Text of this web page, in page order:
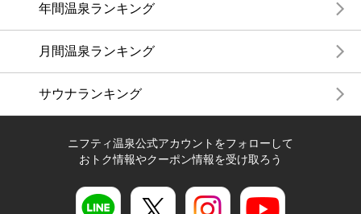
年間温泉ランキング
月間温泉ランキング
サウナランキング
ニフティ温泉公式アカウントをフォローして
おトク情報やクーポン情報を受け取ろう